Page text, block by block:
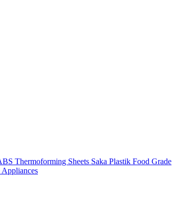
Thermoforming Sheets Saka Plastik Food Grade